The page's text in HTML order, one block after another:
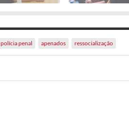
polícia penal apenados ressocialização